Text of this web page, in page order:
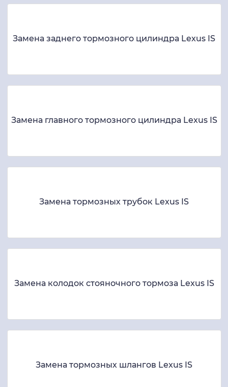
Замена заднего тормозного цилиндра Lexus IS
Замена главного тормозного цилиндра Lexus IS
Замена тормозных трубок Lexus IS
Замена колодок стояночного тормоза Lexus IS
Замена тормозных шлангов Lexus IS